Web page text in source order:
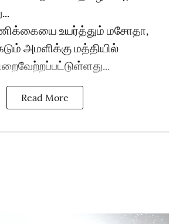
உயர்த்தும் மசோதா,
அமளிக்கு மத்தியில்
Read More